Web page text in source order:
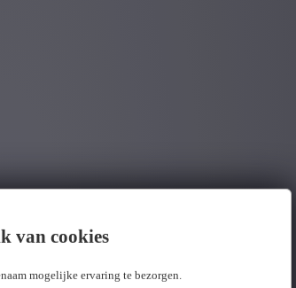
van cookies
mogelijke ervaring te bezorgen.